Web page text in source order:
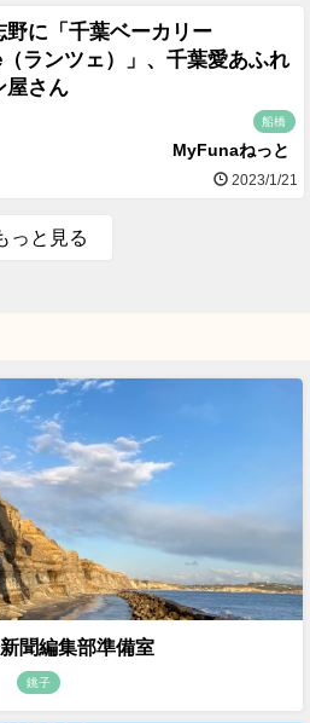
野に「千葉ベーカリー
ランツェ）」、千葉愛あふれ
屋さん
船橋
MyFunaねっと
2023/1/21
っと見る
聞編集部準備室
銚子